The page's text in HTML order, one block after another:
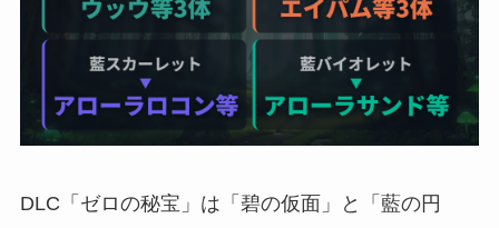
DLC「ゼロの秘宝」は「碧の仮面」と「藍の円